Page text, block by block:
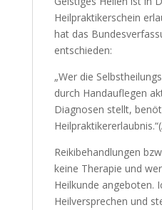
Heilpraktikerschein
hat das
entschieden:
„Wer die
durch Handauflegen
Diagnosen stellt,
Reikibehandlungen
keine Therapie und
Heilkunde angeboten.
Heilversprechen und